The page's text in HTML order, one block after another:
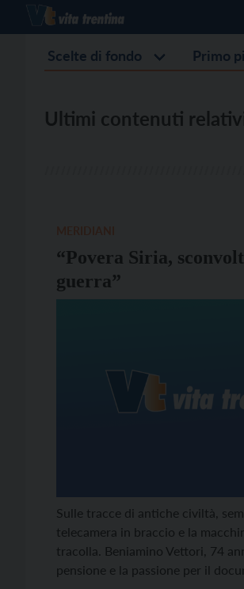
Scelte di fondo Primo
Ultimi contenuti
“Povera Siria,
guerra”
Sulle tracce di antiche civiltà,
telecamera in braccio e la
tracolla. Beniamino Vettori, 74
pensione e la passione per il